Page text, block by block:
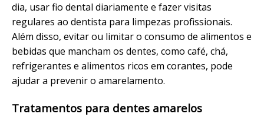
dia, usar fio dental diariamente e fazer visitas
regulares ao dentista para limpezas profissionais.
Além disso, evitar ou limitar o consumo de alimentos e
bebidas que mancham os dentes, como café, chá,
refrigerantes e alimentos ricos em corantes, pode
ajudar a prevenir o amarelamento.
Tratamentos para dentes amarelos